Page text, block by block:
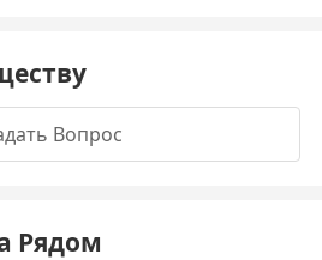
Вопрос
Рядом